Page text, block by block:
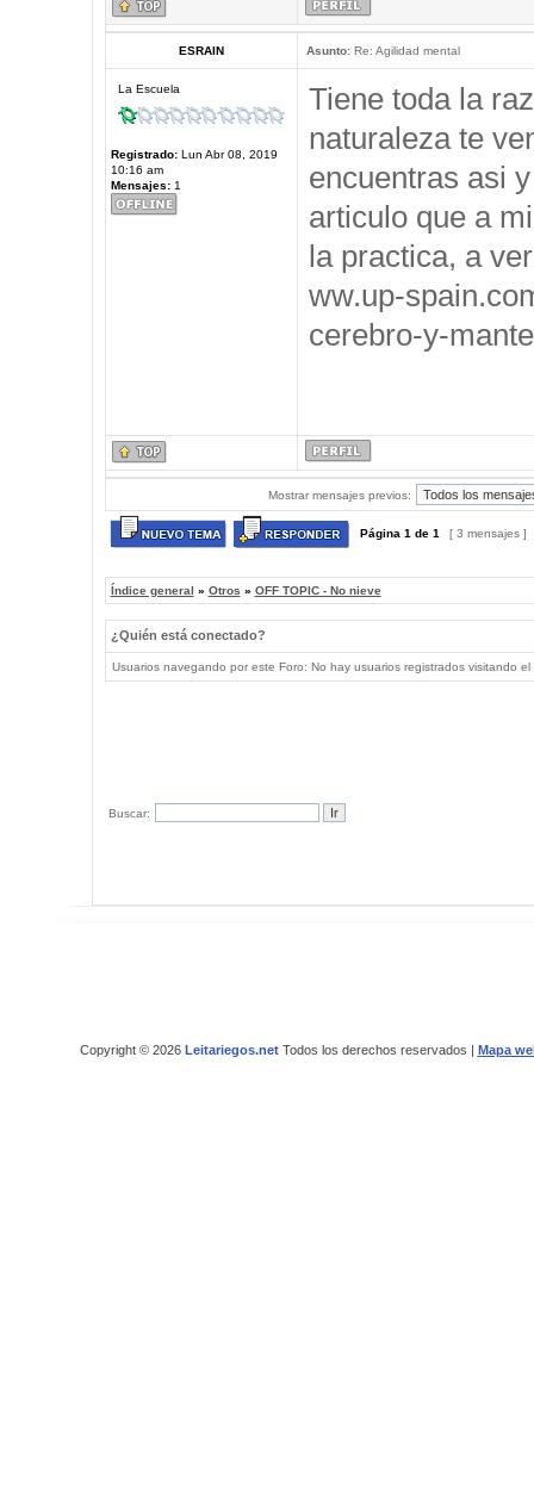
ESRAIN Asunto:Re: Agilidad mental
La Escuela
Registrado:Lun Abr 08, 2019
10:16 am
Mensajes:1
Tiene toda la
naturaleza te
encuentras asi
articulo que a
la practica, a
ww.up-
cerebro-y-
Mostrar mensajes previos:
Página 1 de 1 [ 3 mensajes ]
Índice general » Otros » OFF TOPIC - No nieve
¿Quién está conectado?
Usuarios navegando por este Foro: No hay usuarios registrados visitando el
Buscar:
Copyright © 2026 Leitariegos.netTodos los derechos reservados | Mapa